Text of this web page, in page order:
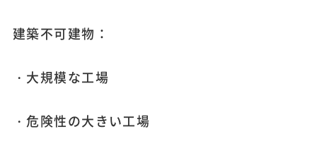
建築不可建物：
・大規模な工場
・危険性の大きい工場